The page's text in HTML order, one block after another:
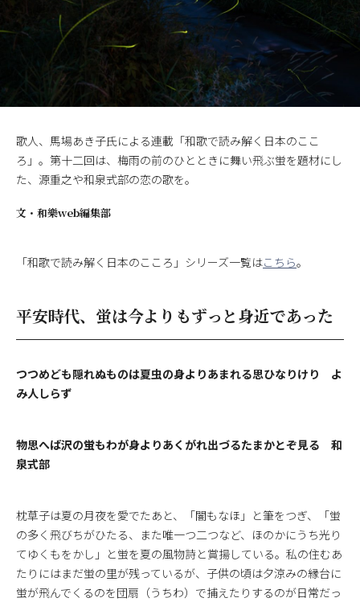
歌人、馬場あき子氏による連載「和歌で読み解く日本のここ
ろ」。第十二回は、梅雨の前のひとときに舞い飛ぶ蛍を題材にし
た、源重之や和泉式部の恋の歌を。
文・ 和樂web編集部
「和歌で読み解く日本のこころ」シリーズ一覧はこちら。
平安時代、蛍は今よりもずっと身近であった
つつめども隠れぬものは夏虫の身よりあまれる思ひなりけり よ
み人しらず
物思へば沢の蛍もわが身よりあくがれ出づるたまかとぞ見る 和
泉式部
枕草子は夏の月夜を愛でたあと、「闇もなほ」と筆をつぎ、「蛍
の多く飛びちがひたる、また唯一つ二つなど、ほのかにうち光り
てゆくもをかし」と蛍を夏の風物詩と賞揚している。私の住むあ
たりにはまだ蛍の里が残っているが、子供の頃は夕涼みの縁台に
蛍が飛んでくるのを団扇（うちわ）で捕えたりするのが日常だっ